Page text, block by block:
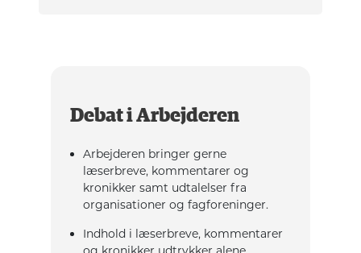
Debat i Arbejderen
Arbejderen bringer gerne
læserbreve, kommentarer og
kronikker samt udtalelser fra
organisationer og fagforeninger.
Indhold i læserbreve, kommentarer